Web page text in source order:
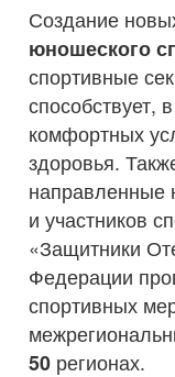
Создание
юношеского
спортивные
способствует,
комфортных
здоровья.
направленные
и участников
«Защитники
Федерации
спортивных
50 регионах.